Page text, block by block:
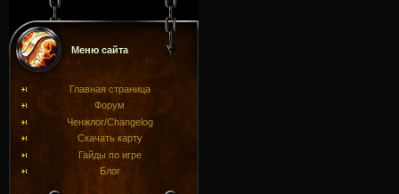
Меню сайта
Главная страница
Форум
Ченжлог/Changelog
Скачать карту
Гайды по игре
Блог